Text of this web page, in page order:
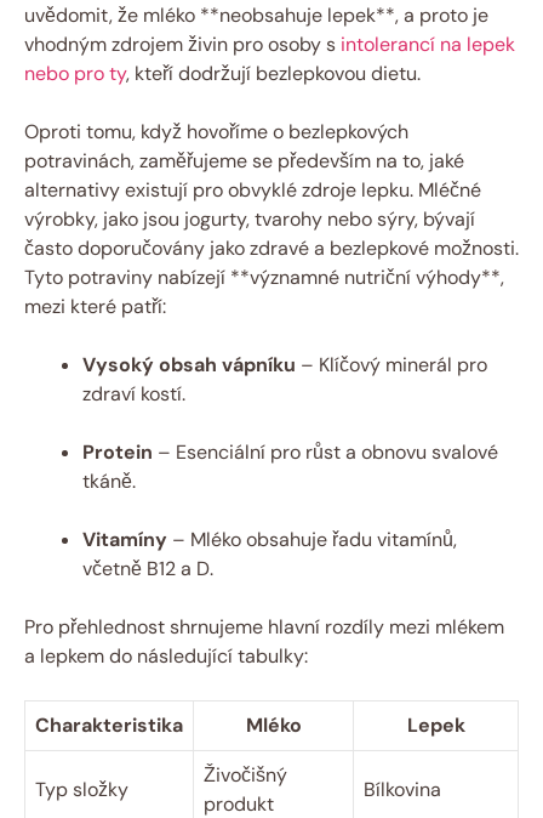
uvědomit, že mléko **neobsahuje lepek**, a proto je
vhodným zdrojem živin pro osoby s intolerancí na lepek
nebo pro ty, kteří dodržují bezlepkovou dietu.
Oproti tomu, když hovoříme o bezlepkových
potravinách, zaměřujeme se především na to, jaké
alternativy existují pro obvyklé zdroje lepku. Mléčné
výrobky, jako jsou jogurty, tvarohy nebo sýry, bývají
často doporučovány jako zdravé a bezlepkové možnosti.
Tyto potraviny nabízejí **významné nutriční výhody**,
mezi které patří:
Vysoký obsah vápníku – Klíčový minerál pro
zdraví kostí.
Protein – Esenciální pro růst a obnovu svalové
tkáně.
Vitamíny – Mléko obsahuje řadu vitamínů,
včetně B12 a D.
Pro přehlednost shrnujeme hlavní rozdíly mezi mlékem
a lepkem do následující tabulky:
Charakteristika Mléko Lepek
Typ složky
Živočišný
produkt
Bílkovina